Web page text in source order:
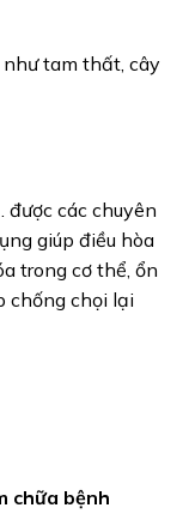
tam thất, cây
được các chuyên
giúp điều hòa
trong cơ thể, ổn
chống chọi lại
chữa bệnh